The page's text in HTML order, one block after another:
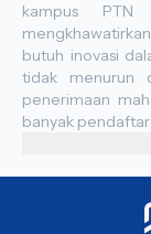
kampus
butuh inovasi
tidak menurun
penerimaan
banyak pendaftar